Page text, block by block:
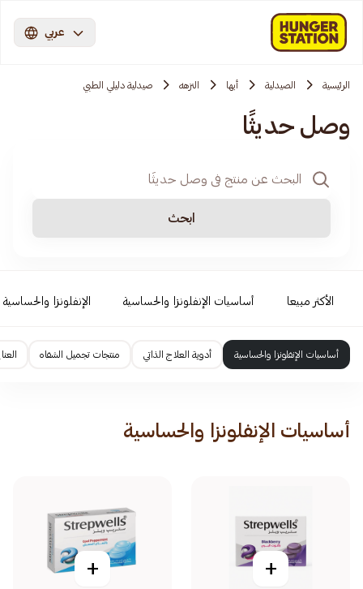
عربي
الرئيسية الصيدلية أبها النزهه صيدلية دليلي الطبي
وصل حديثًا
ابحث
الأكثر مبيعا أساسيات الإنفلونزا والحساسية الإنفلونزا والحساسية
أساسيات الإنفلونزا والحساسية أدوية العلاج الذاتي منتجات تجميل الشفاه
أساسيات الإنفلونزا والحساسية
+
+